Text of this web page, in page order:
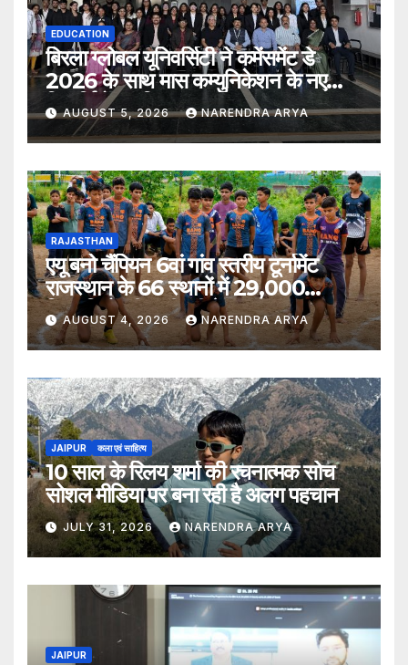
EDUCATION
बिरला ग्लोबल यूनिवर्सिटी ने कमेंसमेंट डे
2026 के साथ मास कम्युनिकेशन के नए
विद्यार्थियों का किया स्वागत
AUGUST 5, 2026 NARENDRA ARYA
RAJASTHAN
एयू बनो चैंपियन 6वां गांव स्तरीय टूर्नामेंट
राजस्थान के 66 स्थानों में 29,000
खिलाड़ियों की भागीदारी के साथ संपन्न हुआ
AUGUST 4, 2026 NARENDRA ARYA
JAIPUR कला एवं साहित्य
10 साल के रिलय शर्मा की रचनात्मक सोच
सोशल मीडिया पर बना रही है अलग पहचान
JULY 31, 2026 NARENDRA ARYA
JAIPUR